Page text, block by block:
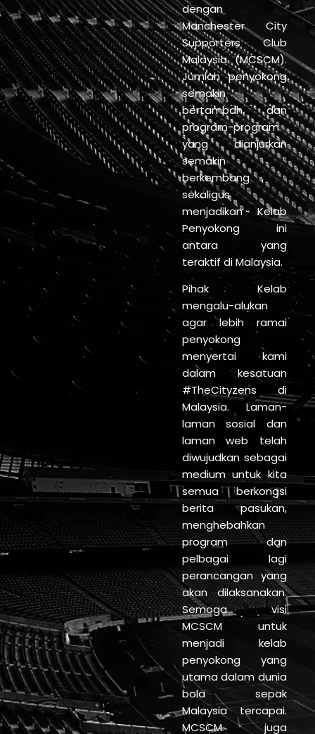
dengan
Manchester City
Supporters Club
Malaysia (MCSCM).
Jumlah penyokong
semakin
bertambah dan
program-program
yang dianjurkan
semakin
berkembang
sekaligus
menjadikan Kelab
Penyokong ini
antara yang
teraktif di Malaysia.
Pihak Kelab
mengalu-alukan
agar lebih ramai
penyokong
menyertai kami
dalam kesatuan
#TheCityzens di
Malaysia. Laman-
laman sosial dan
laman web telah
diwujudkan sebagai
medium untuk kita
semua berkongsi
berita pasukan,
menghebahkan
program dan
pelbagai lagi
perancangan yang
akan dilaksanakan.
Semoga visi
MCSCM untuk
menjadi kelab
penyokong yang
utama dalam dunia
bola sepak
Malaysia tercapai.
MCSCM juga